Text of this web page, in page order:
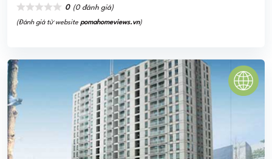
LAN PHƯƠNG MHBR TOWER
Lan Phương MHBR Tower có thiết kế hiện đại, tích hợp giữa
sự tiện nghi cũng như tiêu chuẩn kiến trúc sinh thái đương
đại hàng đầu đáp ứng nhu cầu ...
(0 đánh giá)
(Đánh giá từ websitepomahomeviews.vn